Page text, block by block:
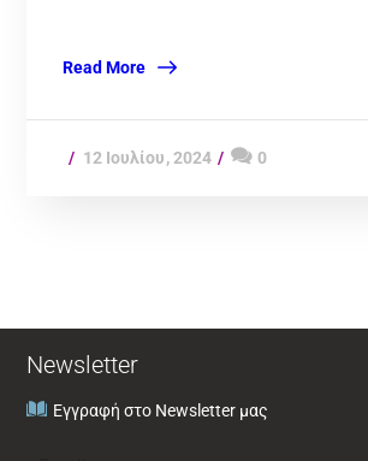
Read More
12 Ιουλίου, 2024 0
Newsletter
Εγγραφή στο Newsletter μας